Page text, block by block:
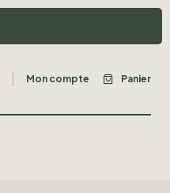
Mon compte Panier